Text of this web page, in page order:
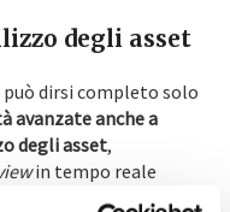
degli asset
può dirsi completo solo
avanzate anche a
degli asset,
in tempo reale
delle postazioni.